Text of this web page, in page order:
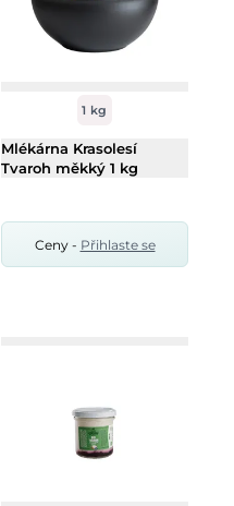
1 kg
Mlékárna Krasolesí
Tvaroh měkký 1 kg
Ceny - Přihlaste se